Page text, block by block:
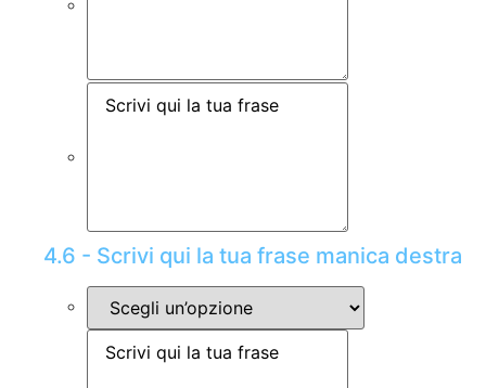
4.6 - Scrivi qui la tua frase manica destra